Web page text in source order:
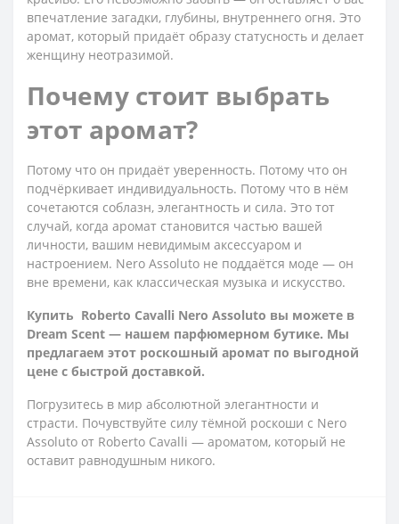
впечатление загадки, глубины, внутреннего огня. Это
аромат, который придаёт образу статусность и делает
женщину неотразимой.
Почему стоит выбрать
этот аромат?
Потому что он придаёт уверенность. Потому что он
подчёркивает индивидуальность. Потому что в нём
сочетаются соблазн, элегантность и сила. Это тот
случай, когда аромат становится частью вашей
личности, вашим невидимым аксессуаром и
настроением. Nero Assoluto не поддаётся моде — он
вне времени, как классическая музыка и искусство.
Купить Roberto Cavalli Nero Assoluto вы можете в
Dream Scent — нашем парфюмерном бутике. Мы
предлагаем этот роскошный аромат по выгодной
цене с быстрой доставкой.
Погрузитесь в мир абсолютной элегантности и
страсти. Почувствуйте силу тёмной роскоши с Nero
Assoluto от Roberto Cavalli — ароматом, который не
оставит равнодушным никого.